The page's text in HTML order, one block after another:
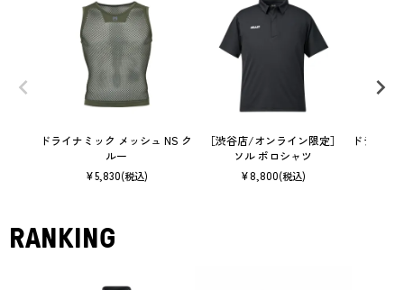
ドライナミック メッシュ NS ク
ルー
¥5,830(税込)
［渋谷店/オンライン限定］
ソル ポロシャツ
¥8,800(税込)
ドライナ
RANKING